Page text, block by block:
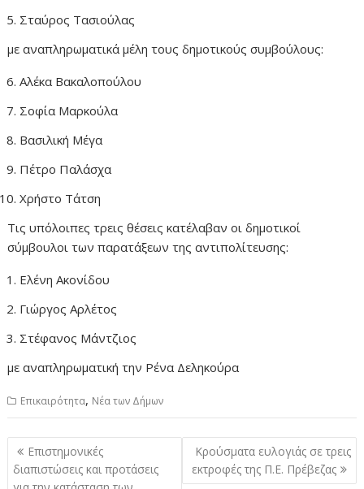
Σταύρος Τασιούλας
με αναπληρωματικά μέλη τους δημοτικούς συμβούλους:
Αλέκα Βακαλοπούλου
Σοφία Μαρκούλα
Βασιλική Μέγα
Πέτρο Παλάσχα
Χρήστο Τάτση
Τις υπόλοιπες τρεις θέσεις κατέλαβαν οι δημοτικοί
σύμβουλοι των παρατάξεων της αντιπολίτευσης:
Ελένη Ακονίδου
Γιώργος Αρλέτος
Στέφανος Μάντζιος
με αναπληρωματική την Ρένα Δεληκούρα
Επικαιρότητα, Νέα των Δήμων
Πλοήγηση
άρθρων
Επιστημονικές
διαπιστώσεις και προτάσεις
Κρούσματα ευλογιάς σε τρεις
εκτροφές της Π.Ε. Πρέβεζας